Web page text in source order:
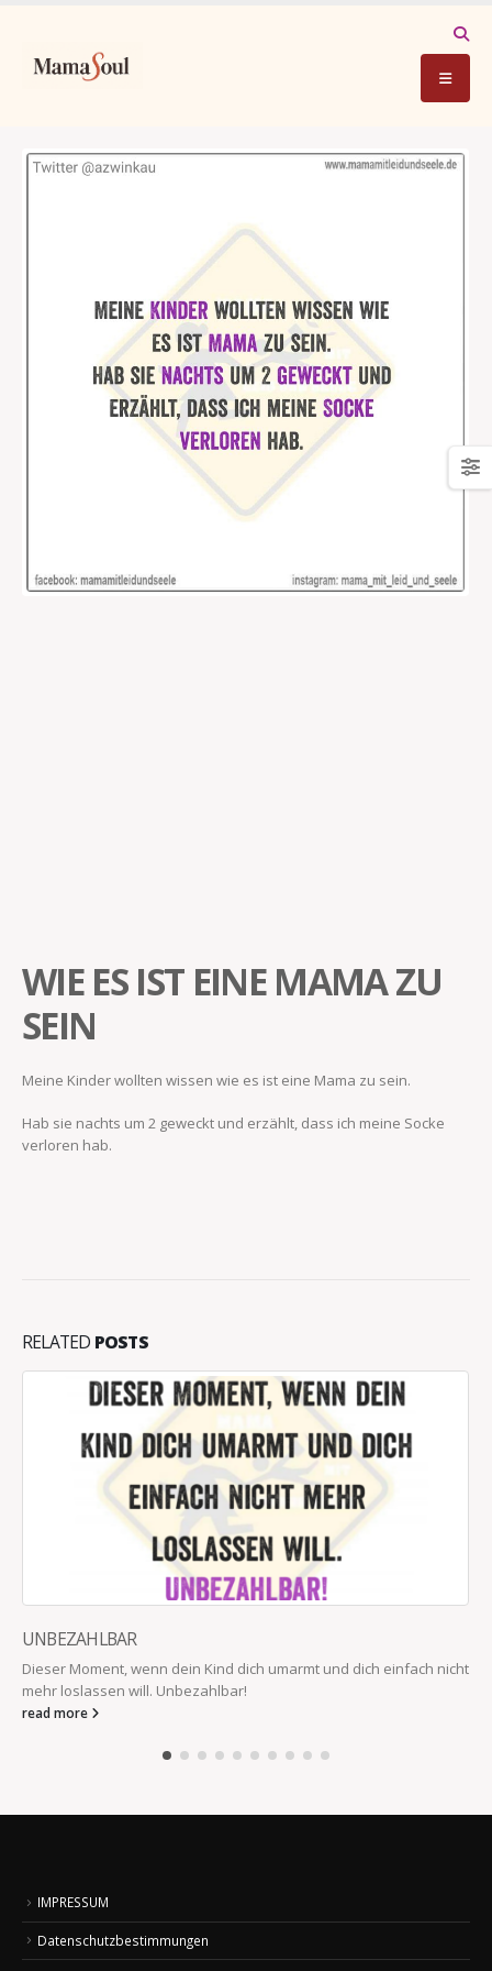
WIE ES IST EINE MAMA ZU
SEIN
Meine Kinder wollten wissen wie es ist eine Mama zu sein.
Hab sie nachts um 2 geweckt und erzählt, dass ich meine Socke
verloren hab.
RELATED POSTS
UNBEZAHLBAR
Dieser Moment, wenn dein Kind dich umarmt und dich einfach nicht
mehr loslassen will. Unbezahlbar!
read more
IMPRESSUM
Datenschutzbestimmungen